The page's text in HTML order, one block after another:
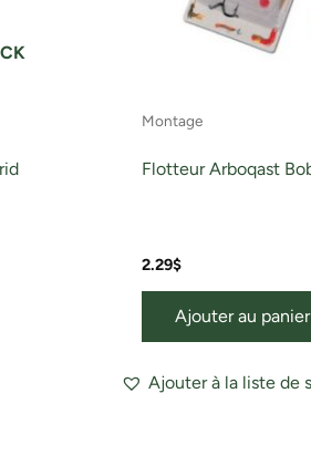
Montage
Flotteur Arboqast
2.29$
Ajouter au panier
Ajouter à la liste de